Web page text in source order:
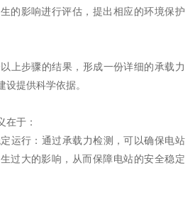
的影响进行评估，提出相应的环境保护
上步骤的结果，形成一份详细的承载力
提供科学依据。
在于：
运行：通过承载力检测，可以确保电站
过大的影响，从而保障电站的安全稳定